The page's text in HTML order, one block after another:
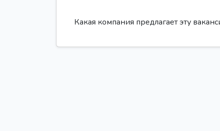
Какая компания предлагает эту